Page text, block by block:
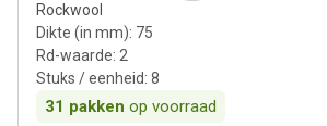
Rockwool
Dikte (in mm): 75
Rd-waarde: 2
Stuks / eenheid: 8
31 pakken op voorraad